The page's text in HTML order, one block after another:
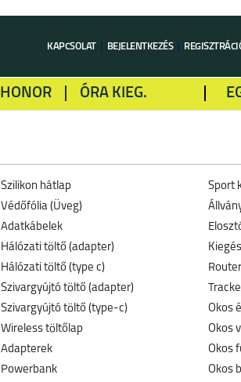
KAPCSOLAT BEJELENTKEZÉS
HONOR ÓRA KIEG.
Szilikon hátlap
Védőfólia (Üveg)
Adatkábelek
Hálózati töltő (adapter)
Hálózati töltő (type c)
Szivargyújtó töltő (adapter)
Szivargyújtó töltő (type-c)
Wireless töltőlap
Adapterek
Powerbank
Sport
Okos
Okos
Okos
Okos